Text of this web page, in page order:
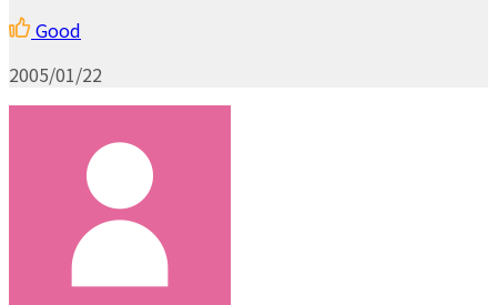
Good
2005/01/22